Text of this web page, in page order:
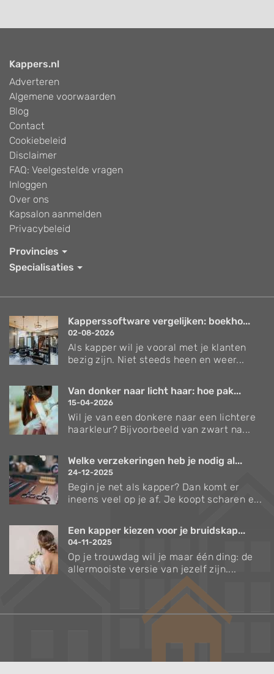
Kappers.nl
Adverteren
Algemene voorwaarden
Blog
Contact
Cookiebeleid
Disclaimer
FAQ: Veelgestelde vragen
Inloggen
Over ons
Kapsalon aanmelden
Privacybeleid
Provincies
Specialisaties
Kapperssoftware vergelijken: boekho...
02-08-2026
Als kapper wil je vooral met je klanten
bezig zijn. Niet steeds heen en weer...
Van donker naar licht haar: hoe pak...
15-04-2026
Wil je van een donkere naar een lichtere
haarkleur? Bijvoorbeeld van zwart na...
Welke verzekeringen heb je nodig al...
24-12-2025
Begin je net als kapper? Dan komt er
ineens veel op je af. Je koopt scharen e...
Een kapper kiezen voor je bruidskap...
04-11-2025
Op je trouwdag wil je maar één ding: de
allermooiste versie van jezelf zijn....